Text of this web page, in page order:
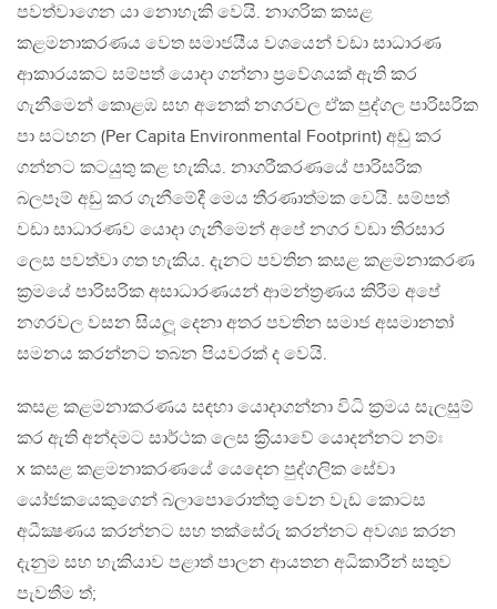
පවත්වාගෙන යා නොහැකි වෙයි. නාගරික කසළ
කළමනාකරණය වෙත සමාජයීය වශයෙන් වඩා සාධාරණ
ආකාරයකට සම්පත් යොදා ගන්නා ප‍්‍රවේශයක් ඇති කර
ගැනීමෙන් කොළඹ සහ අනෙක් නගරවල ඒක පුද්ගල පාරිසරික
පා සටහන (Per Capita Environmental Footprint) අඩු කර
ගන්නට කටයුතු කළ හැකිය. නාගරීකරණයේ පාරිසරික
බලපෑම් අඩු කර ගැනීමේදී මෙය තීරණාත්මක වෙයි. සම්පත්
වඩා සාධාරණව යොදා ගැනීමෙන් අපේ නගර වඩා තිරසාර
ලෙස පවත්වා ගත හැකිය. දැනට පවතින කසළ කළමනාකරණ
ක‍්‍රමයේ පාරිසරික අසාධාරණයන් ආමන්ත‍්‍රණය කිරීම අපේ
නගරවල වසන සියලූ දෙනා අතර පවතින සමාජ අසමානතා්
සමනය කරන්නට තබන පියවරක් ද වෙයි.
කසළ කළමනාකරණය සඳහා යොදාගන්නා විධි ක‍්‍රමය සැලසුම්
කර ඇති අන්දමට සාර්ථක ලෙස ක‍්‍රියාවේ යොදන්නට නම්ඃ
x කසළ කළමනාකරණයේ යෙදෙන පුද්ගලික සේවා
යෝජකයෙකුගෙන් බලාපොරොත්තු වෙන වැඩ කොටස
අධීක්‍ෂණය කරන්නට සහ තක්සේරු කරන්නට අවශ්‍ය කරන
දැනුම සහ හැකියාව පළාත් පාලන ආයතන අධිකාරීන් සතුව
පැවතීම ත්;